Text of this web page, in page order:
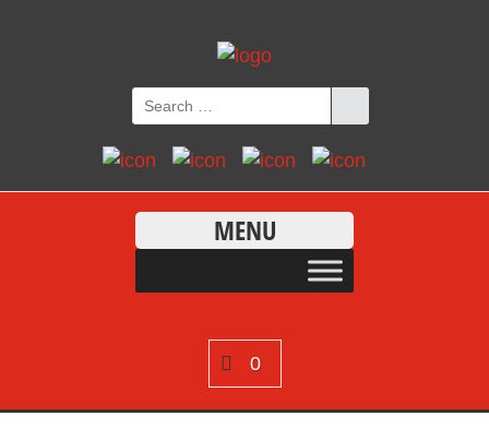
MENU
0